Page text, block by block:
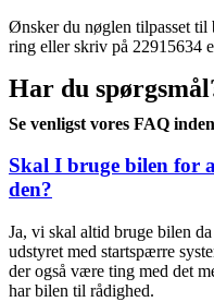
Ønsker du nøglen tilpasset
ring eller skriv på 22915634
Har du
Se venligst vores FAQ
Skal I bruge bilen for
den?
Ja, vi skal altid bruge bilen
udstyret med startspærre
der også være ting med det
har bilen til rådighed.